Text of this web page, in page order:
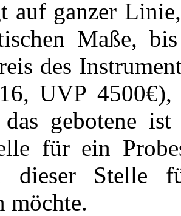
auf ganzer
Maße,
des
UVP
gebotene
für ein
dieser Stelle
möchte.